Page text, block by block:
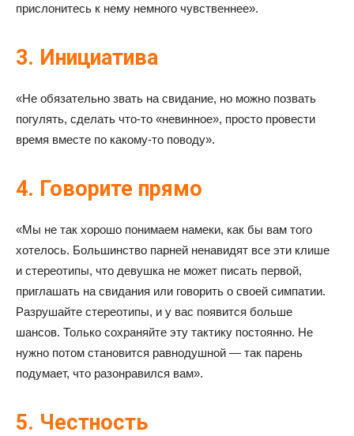
прислонитесь к нему немного чувственнее».
3. Инициатива
«Не обязательно звать на свидание, но можно позвать
погулять, сделать что-то «невинное», просто провести
время вместе по какому-то поводу».
4. Говорите прямо
«Мы не так хорошо понимаем намеки, как бы вам того
хотелось. Большинство парней ненавидят все эти клише
и стереотипы, что девушка не может писать первой,
приглашать на свидания или говорить о своей симпатии.
Разрушайте стереотипы, и у вас появится больше
шансов. Только сохраняйте эту тактику постоянно. Не
нужно потом становится равнодушной — так парень
подумает, что разонравился вам».
5. Честность